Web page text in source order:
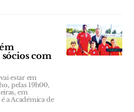
sócios com
estar em
pelas 19h00,
em
a Académica de